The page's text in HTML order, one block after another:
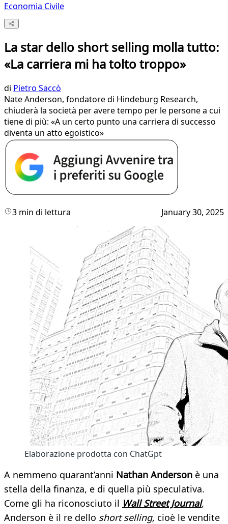
Economia Civile
La star dello short selling molla tutto:
«La carriera mi ha tolto troppo»
di Pietro Saccò
Nate Anderson, fondatore di Hindeburg Research,
chiuderà la società per avere tempo per le persone a cui
tiene di più: «A un certo punto una carriera di successo
diventa un atto egoistico»
3 min di lettura January 30, 2025
Elaborazione prodotta con ChatGpt
A nemmeno quarant’anni Nathan Anderson è una
stella della finanza, e di quella più speculativa.
Come gli ha riconosciuto il Wall Street Journal,
Anderson è il re dello short selling, cioè le vendite